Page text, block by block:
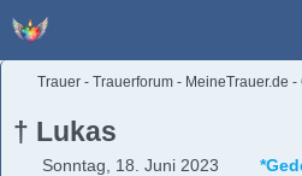
Trauer - Trauerforum - MeineTrauer.de
† Lukas
Sonntag, 18. Juni 2023